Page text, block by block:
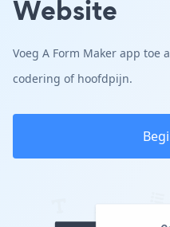
Website
Voeg A Form Maker app toe
codering of hoofdpijn.